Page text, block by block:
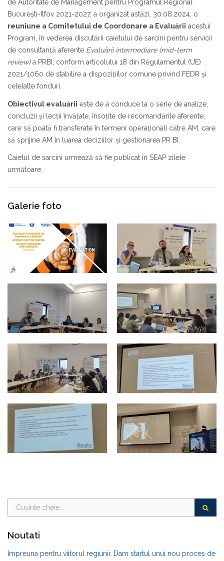
de Autoritate de Management pentru Programul Regional
Bucureşti-Ilfov 2021-2027, a organizat astăzi, 30.08.2024, o
reuniune a Comitetului de Coordonare a Evaluării acestui
Program, în vederea discutării caietului de sarcini pentru servicii
de consultanţă aferente Evaluării intermediare (mid-term
review)a PRBI, conform articolului 18 din Regulamentul (UE)
2021/1060 de stabilire a dispoziţiilor comune privind FEDR şi
celelalte fonduri.
Obiectivul evaluării este de a conduce la o serie de analize,
concluzii și lecții învățate, însoțite de recomandările aferente,
care să poată fi transferate în termeni operaționali către AM, care
să sprijine AM în luarea deciziilor și gestionarea PR BI.
Caietul de sarcini urmează să fie publicat în SEAP zilele
următoare.
Galerie foto
Noutati
Impreuna pentru viitorul regiunii: Dam startul unui nou proces de